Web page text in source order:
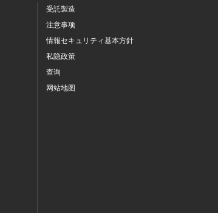
受託製造
注意事项
情報セキュリティ基本方針
私隐政策
查询
网站地图